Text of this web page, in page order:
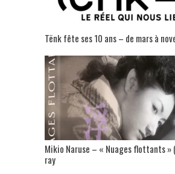
Tënk fête ses 10 ans – de mars à
Mikio Naruse – « Nuages flottants »
ray